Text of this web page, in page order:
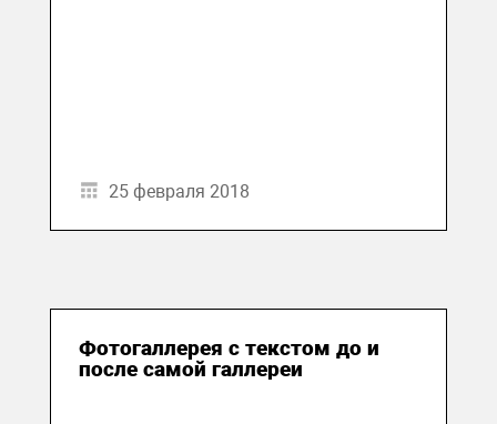
25 февраля 2018
Фотогаллерея с текстом до и
после самой галлереи